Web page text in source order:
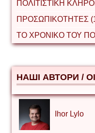
ΠΟΛΙΤΙΣΤΙΚΗ
ΠΡΟΣΩΠΙΚΟΤΗΤΕΣ
ΤΟ ΧΡΟΝΙΚΟ ΤΟΥ
НАШІ АВТОРИ /
Ihor Lylo